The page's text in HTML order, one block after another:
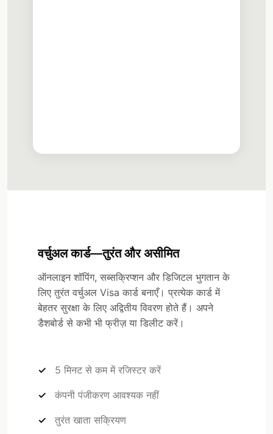
वर्चुअल कार्ड—तुरंत और असीमित
ऑनलाइन शॉपिंग, सब्सक्रिप्शन और डिजिटल भुगतान के
लिए तुरंत वर्चुअल Visa कार्ड बनाएँ। प्रत्येक कार्ड में
बेहतर सुरक्षा के लिए अद्वितीय विवरण होते हैं। अपने
डैशबोर्ड से कभी भी फ्रीज़ या डिलीट करें।
5 मिनट से कम में रजिस्टर करें
कंपनी पंजीकरण आवश्यक नहीं
तुरंत खाता सक्रियण